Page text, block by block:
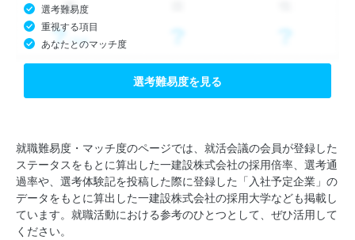
選考難易度
重視する項目
あなたとのマッチ度
選考難易度を見る
就職難易度・マッチ度のページでは、就活会議の会員が登録した
ステータスをもとに算出した一建設株式会社の採用倍率、選考通
過率や、選考体験記を投稿した際に登録した「入社予定企業」の
データをもとに算出した一建設株式会社の採用大学なども掲載し
ています。就職活動における参考のひとつとして、ぜひ活用して
ください。